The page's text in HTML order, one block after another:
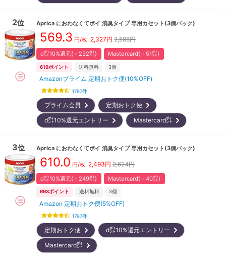
2位 Aprica におわなくてポイ 消臭タイプ 専用カセット(3個パック)
569.3 円/枚 2,327円 2,586円
d㌽10%還元(＋232㌽) Mastercard(＋51㌽)
619ポイント 送料無料 3個
Amazonプライム 定期おトク便(10%OFF)
1797件
プライム会員
定期おトク便
d㌽10%還元エントリー
Mastercard㌽
3位 Aprica におわなくてポイ 消臭タイプ 専用カセット(3個パック)
610.0 円/枚 2,493円 2,624円
d㌽10%還元(＋249㌽) Mastercard(＋40㌽)
663ポイント 送料無料 3個
Amazon 定期おトク便(5%OFF)
1797件
定期おトク便
d㌽10%還元エントリー
Mastercard㌽